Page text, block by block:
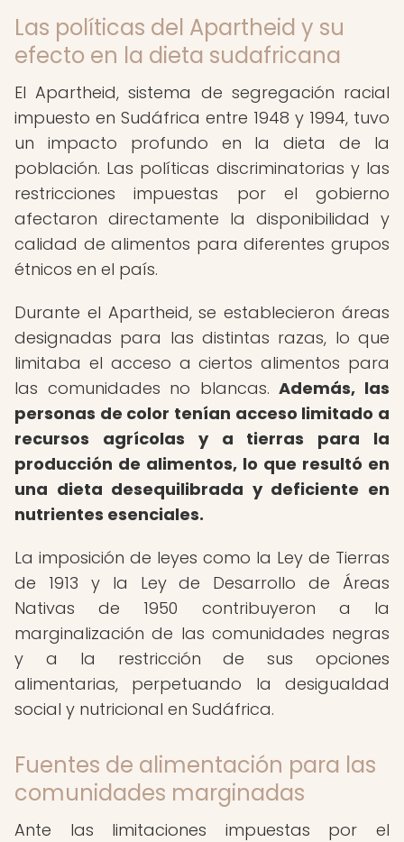
Las políticas del Apartheid y su
efecto en la dieta sudafricana
El Apartheid, sistema de segregación racial
impuesto en Sudáfrica entre 1948 y 1994, tuvo
un impacto profundo en la dieta de la
población. Las políticas discriminatorias y las
restricciones impuestas por el gobierno
afectaron directamente la disponibilidad y
calidad de alimentos para diferentes grupos
étnicos en el país.
Durante el Apartheid, se establecieron áreas
designadas para las distintas razas, lo que
limitaba el acceso a ciertos alimentos para
las comunidades no blancas.Además, las
personas de color tenían acceso limitado a
recursos agrícolas y a tierras para la
producción de alimentos, lo que resultó en
una dieta desequilibrada y deficiente en
nutrientes esenciales.
La imposición de leyes como la Ley de Tierras
de 1913 y la Ley de Desarrollo de Áreas
Nativas de 1950 contribuyeron a la
marginalización de las comunidades negras
y a la restricción de sus opciones
alimentarias, perpetuando la desigualdad
social y nutricional en Sudáfrica.
Fuentes de alimentación para las
comunidades marginadas
Ante las limitaciones impuestas por el